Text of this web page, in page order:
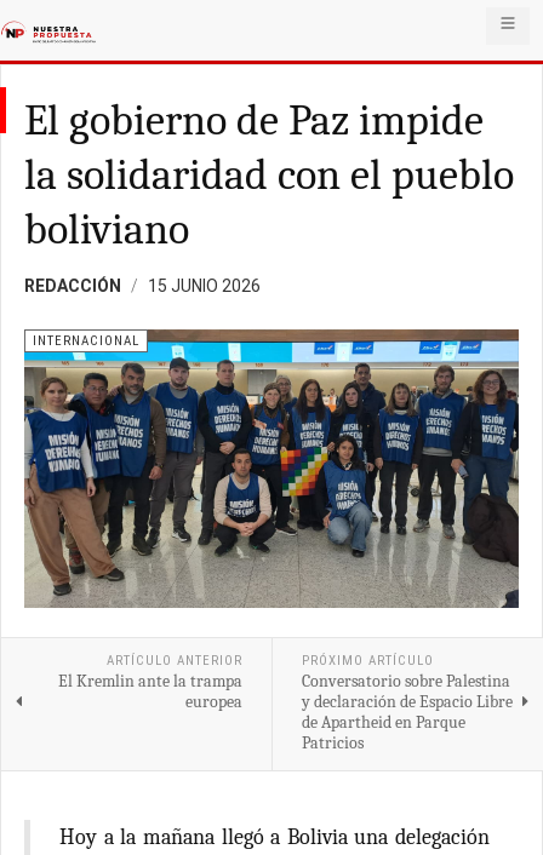
El gobierno de Paz impide
la solidaridad con el pueblo
boliviano
REDACCIÓN 15 JUNIO 2026
INTERNACIONAL
ARTÍCULO ANTERIOR
El Kremlin ante la trampa
europea
PRÓXIMO ARTÍCULO
Conversatorio sobre Palestina
y declaración de Espacio Libre
de Apartheid en Parque
Patricios
Hoy a la mañana llegó a Bolivia una delegación